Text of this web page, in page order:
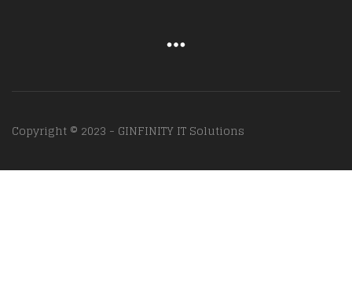
Copyright © 2023 - GINFINITY IT Solutions